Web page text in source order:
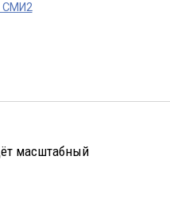
СМИ2
масштабный